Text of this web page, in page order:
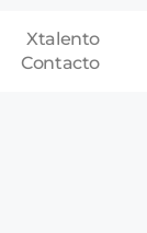
Xtalento
Contacto